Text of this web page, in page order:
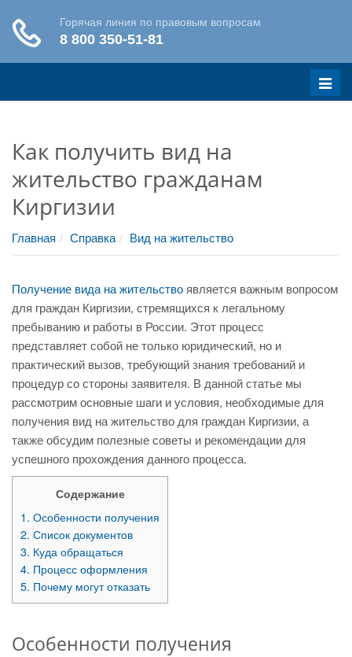
Меню
Как получить вид на
жительство гражданам
Киргизии
Главная Справка Вид на жительство
Получение вида на жительство является важным вопросом
для граждан Киргизии, стремящихся к легальному
пребыванию и работы в России. Этот процесс
представляет собой не только юридический, но и
практический вызов, требующий знания требований и
процедур со стороны заявителя. В данной статье мы
рассмотрим основные шаги и условия, необходимые для
получения вид на жительство для граждан Киргизии, а
также обсудим полезные советы и рекомендации для
успешного прохождения данного процесса.
Содержание
1. Особенности получения
2. Список документов
3. Куда обращаться
4. Процесс оформления
5. Почему могут отказать
Особенности получения